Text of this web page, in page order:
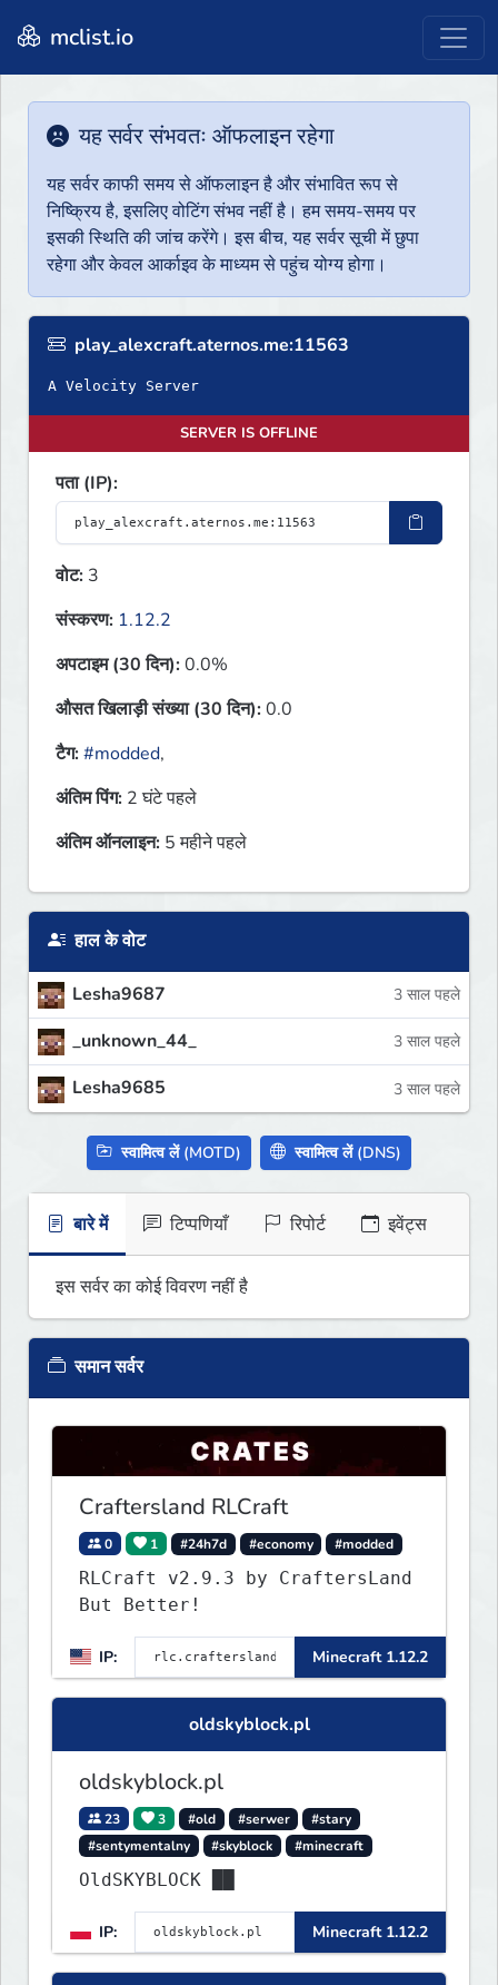
mclist.io
यह सर्वर संभवतः ऑफलाइन रहेगा
यह सर्वर काफी समय से ऑफलाइन है और संभावित रूप से
निष्क्रिय है, इसलिए वोटिंग संभव नहीं है। हम समय-समय पर
इसकी स्थिति की जांच करेंगे। इस बीच, यह सर्वर सूची में छुपा
रहेगा और केवल आर्काइव के माध्यम से पहुंच योग्य होगा।
play_alexcraft.aternos.me:11563
A Velocity Server
SERVER IS OFFLINE
पता (IP):
वोट: 3
संस्करण: 1.12.2
अपटाइम (30 दिन):0.0%
औसत खिलाड़ी संख्या (30 दिन):0.0
टैग:#modded,
अंतिम पिंग: 2 घंटे पहले
अंतिम ऑनलाइन: 5 महीने पहले
हाल के वोट
Lesha9687 3 साल पहले
_unknown_44_ 3 साल पहले
Lesha9685 3 साल पहले
स्वामित्व लें (MOTD) स्वामित्व लें (DNS)
बारे में टिप्पणियाँ रिपोर्ट इवेंट्स
इस सर्वर का कोई विवरण नहीं है
समान सर्वर
Craftersland RLCraft
0 1 #24h7d #economy #modded
RLCraft v2.9.3 by CraftersLand
But Better!
IP: Minecraft 1.12.2
oldskyblock.pl
oldskyblock.pl
23 3 #old #serwer
#stary
#sentymentalny
#skyblock #minecraft
OldSKYBLOCK ██
IP: Minecraft 1.12.2